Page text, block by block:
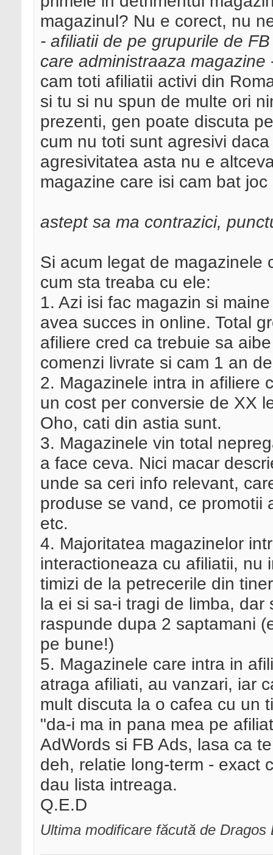
magazinul? Nu e corect, nu
- afiliatii de pe grupurile de
care administraaza magazine
cam toti afiliatii activi din
si tu si nu spun de multe ori
prezenti, gen poate discuta
cum nu toti sunt agresivi
agresivitatea asta nu e
magazine care isi cam bat
astept sa ma contrazici,
Si acum legat de magazinele
cum sta treaba cu ele:
1. Azi isi fac magazin si
avea succes in online. Total
afiliere cred ca trebuie sa
comenzi livrate si cam 1 an
2. Magazinele intra in afiliere
un cost per conversie de XX
Oho, cati din astia sunt.
3. Magazinele vin total
a face ceva. Nici macar
unde sa ceri info relevant,
produse se vand, ce promotii
etc.
4. Majoritatea magazinelor
interactioneaza cu afiliatii, nu
timizi de la petrecerile din
la ei si sa-i tragi de limba,
raspunde dupa 2 saptamani
pe bune!)
5. Magazinele care intra in
atraga afiliati, au vanzari, iar
mult discuta la o cafea cu un
"da-i ma in pana mea pe
AdWords si FB Ads, lasa ca
deh, relatie long-term - exact
dau lista intreaga.
Q.E.D
Ultima modificare făcută de